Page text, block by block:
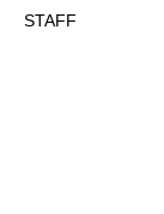
STAFF